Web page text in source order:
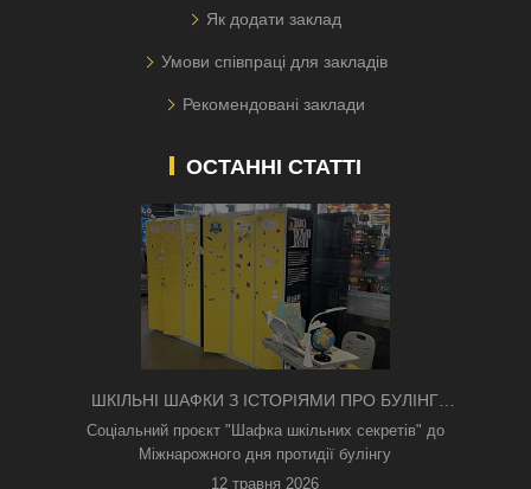
Як додати заклад
Умови співпраці для закладів
Рекомендовані заклади
ОСТАННІ СТАТТІ
ШКІЛЬНІ ШАФКИ З ІСТОРІЯМИ ПРО БУЛІНГ
З'ЯВИЛИСЯ В КИЄВІ
Соціальний проєкт "Шафка шкільних секретів" до
Міжнарожного дня протидії булінгу
12 травня 2026